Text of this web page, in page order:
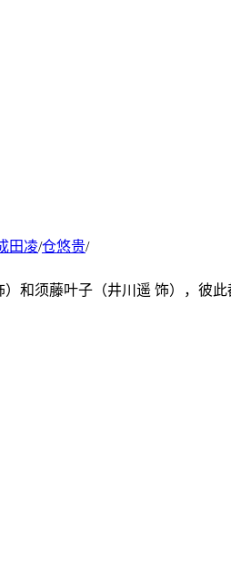
田凌/仓悠贵/
和须藤叶子（井川遥 饰），彼